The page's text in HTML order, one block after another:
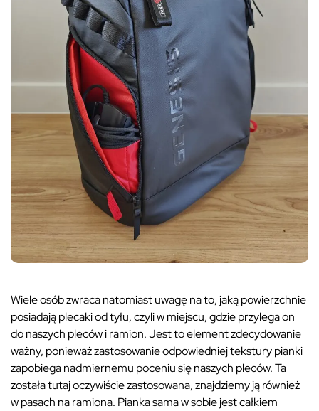
Wiele osób zwraca natomiast uwagę na to, jaką powierzchnie
posiadają plecaki od tyłu, czyli w miejscu, gdzie przylega on
do naszych pleców i ramion. Jest to element zdecydowanie
ważny, ponieważ zastosowanie odpowiedniej tekstury pianki
zapobiega nadmiernemu poceniu się naszych pleców. Ta
została tutaj oczywiście zastosowana, znajdziemy ją również
w pasach na ramiona. Pianka sama w sobie jest całkiem